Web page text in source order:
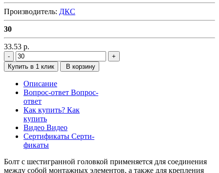
Производитель: ДКС
30
33.53 р.
Купить в 1 клик В корзину
Описание
Вопрос-ответ Вопрос-
ответ
Как купить? Как
купить
Видео Видео
Сертификаты Серти-
фикаты
Болт с шестигранной головкой применяется для соединения
между собой монтажных элементов, а также для крепления